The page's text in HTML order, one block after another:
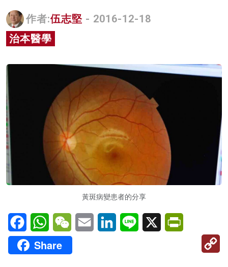
作者:伍志堅 - 2016-12-18
治本醫學
黃斑病變患者的分享
FacebookWhatsAppWeChatEmail LinkedInLine X
Share